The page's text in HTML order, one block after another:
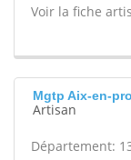
Voir la fiche
Mgtp Aix-en-
Artisan
Département: